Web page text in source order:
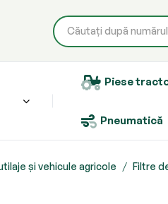
Piese
Pneumatică
și vehicule agricole Filtre